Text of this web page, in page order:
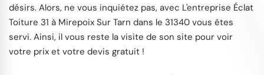
désirs. Alors, ne vous inquiétez pas, avec L'entreprise Éclat
Toiture 31 à Mirepoix Sur Tarn dans le 31340 vous êtes
servi. Ainsi, il vous reste la visite de son site pour voir
votre prix et votre devis gratuit !